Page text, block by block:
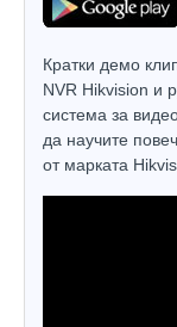
Кратки демо
NVR Hikvision и
система за
да научите
от марката